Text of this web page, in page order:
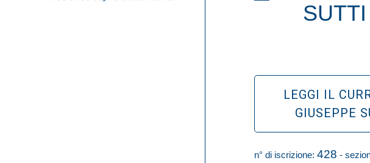
SUTTI
LEGGI IL
GIUSEPPE
n° di iscrizione: 428 -